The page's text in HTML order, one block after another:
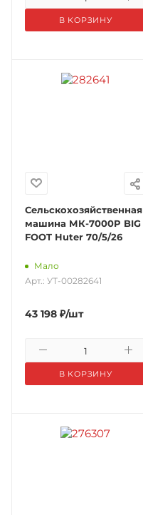
В КОРЗИНУ
Сельскохозяйственная
машина МК-7000P BIG
FOOT Huter 70/5/26
Мало
Арт.: УТ-00282641
43 198 ₽/шт
В КОРЗИНУ